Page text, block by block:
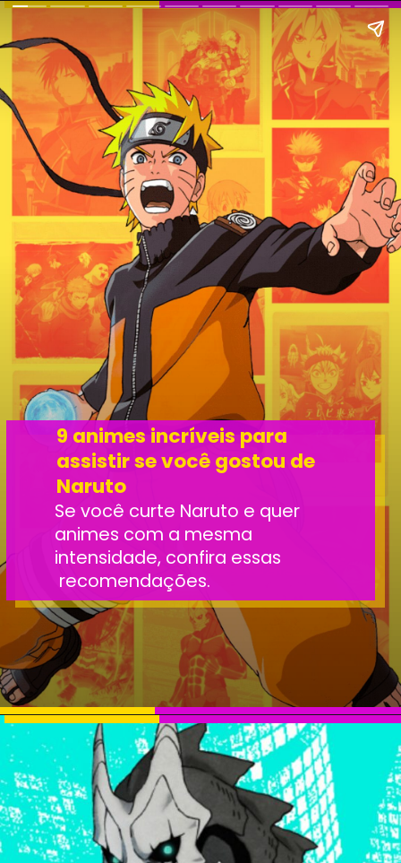
9 animes incríveis para
assistir se você gostou de
Naruto
Se você curte Naruto e quer
animes com a mesma
intensidade, confira essas
recomendações.